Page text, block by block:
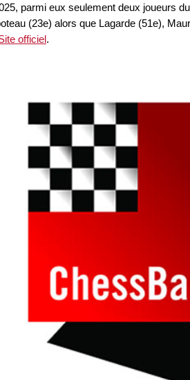
parmi eux seulement deux joueurs
(23e) alors que Lagarde (51e),
officiel.